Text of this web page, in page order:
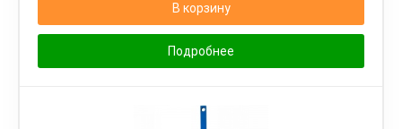
В корзину
Подробнее